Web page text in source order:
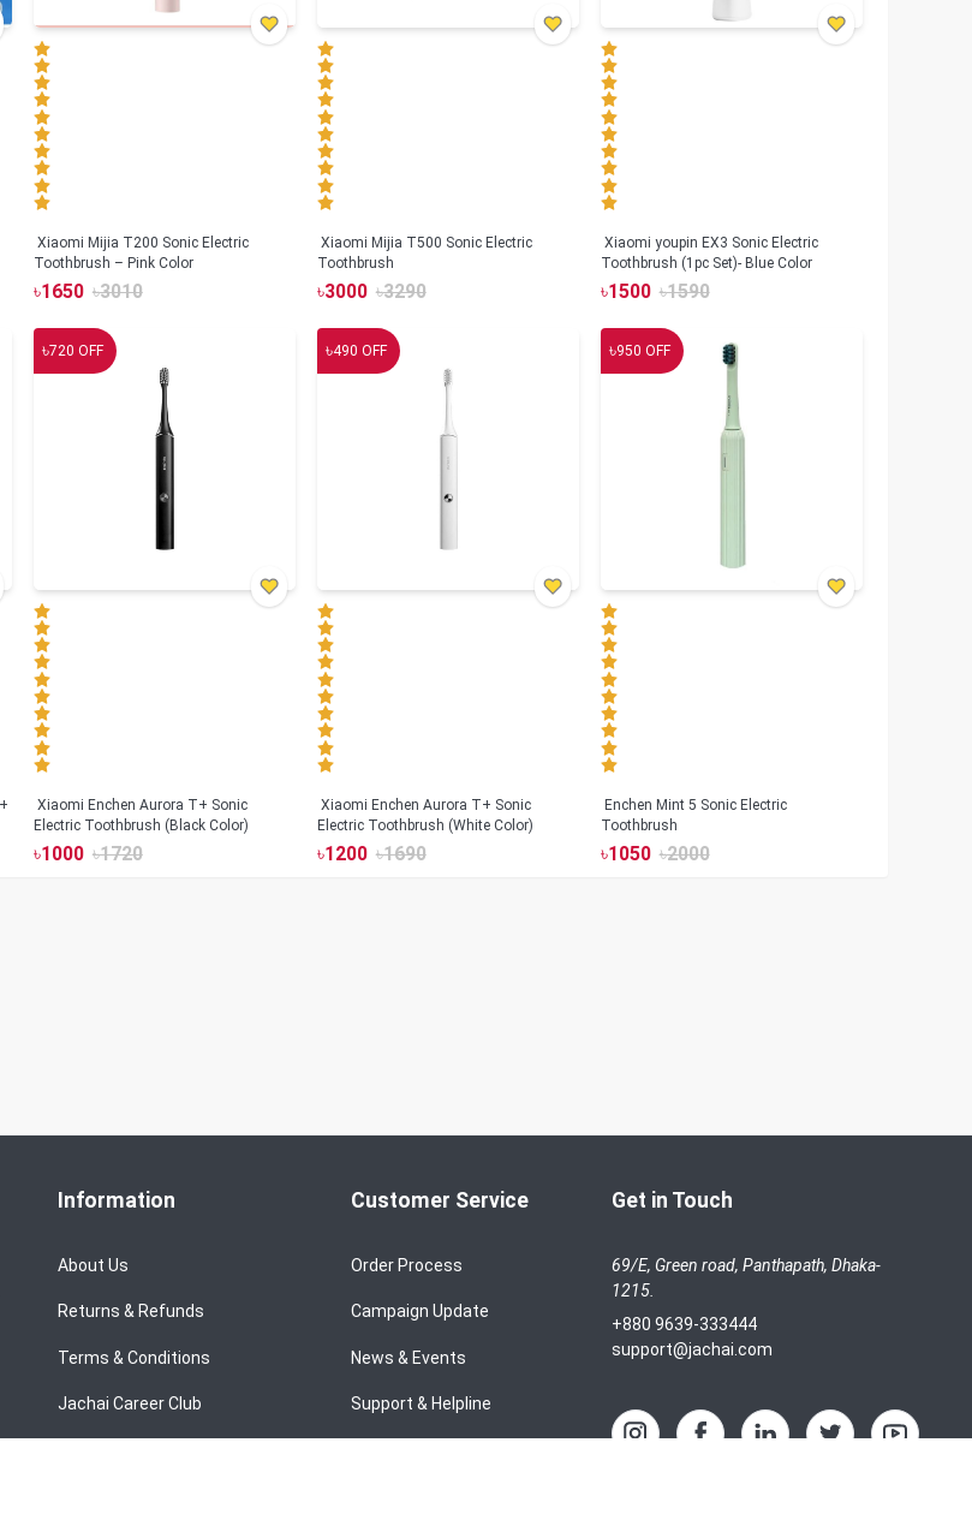
Xiaomi Mijia T200 Sonic Electric
Toothbrush – Pink Color
৳1650 ৳3010
Xiaomi Mijia T500 Sonic Electric
Toothbrush
৳3000 ৳3290
Xiaomi youpin EX3 Sonic Electric
Toothbrush (1pc Set)- Blue Color
৳1500 ৳1590
৳720 OFF
Xiaomi Enchen Aurora T+ Sonic
Electric Toothbrush (Black Color)
৳1000 ৳1720
৳490 OFF
Xiaomi Enchen Aurora T+ Sonic
Electric Toothbrush (White Color)
৳1200 ৳1690
৳950 OFF
Enchen Mint 5 Sonic Electric
Toothbrush
৳1050 ৳2000
Information
About Us
Returns & Refunds
Terms & Conditions
Jachai Career Club
Customer Service
Order Process
Campaign Update
News & Events
Support & Helpline
Get in Touch
69/E, Green road, Panthapath, Dhaka-
1215.
+880 9639-333444
support@jachai.com